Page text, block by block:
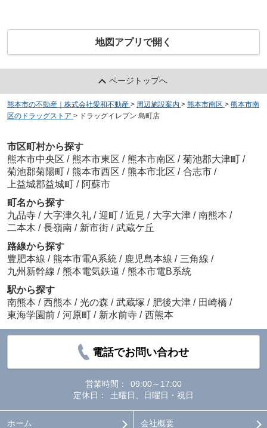
地図アプリで開く
ページトップへ
熊本市の不動産｜株式会社愛和不動産 > 周辺施設案内 > 熊本市南区 > 熊本市南
区のドラッグストア > ドラッグイレブン 島町店
市区町村から探す
熊本市中央区 / 熊本市東区 / 熊本市南区 / 菊池郡大津町 /
菊池郡菊陽町 / 熊本市西区 / 熊本市北区 / 合志市 /
上益城郡益城町 / 阿蘇市
町名から探す
九品寺 / 大字津久礼 / 迎町 / 近見 / 大字大津 / 南熊本 /
二本木 / 長嶺南 / 新市街 / 武蔵ケ丘
路線から探す
豊肥本線 / 熊本市電A系統 / 鹿児島本線 / 三角線 /
九州新幹線 / 熊本電気鉄道 / 熊本市電B系統
駅から探す
南熊本 / 西熊本 / 光の森 / 武蔵塚 / 肥後大津 / 田崎橋 /
東海学園前 / 河原町 / 新水前寺 / 西熊本
電話でお問い合わせ
営業時間：
09:00～17:00
定休日：
土曜日、日曜日・祝日
ホーム 会社概要